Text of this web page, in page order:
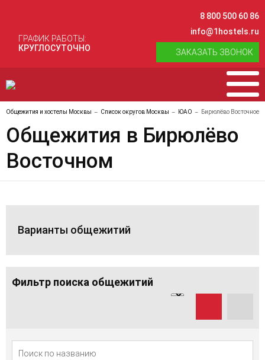
ГРАФИК РАБОТЫ:
КРУГЛОСУТОЧНО
8 800 500 60 86
info@1hostels.ru
ЗАКАЗАТЬ ЗВОНОК
Общежития и хостелы Москвы Список округов Москвы ЮАО Бирюлёво Восточное
Общежития в Бирюлёво
Восточном
Варианты общежитий
Фильтр поиска общежитий